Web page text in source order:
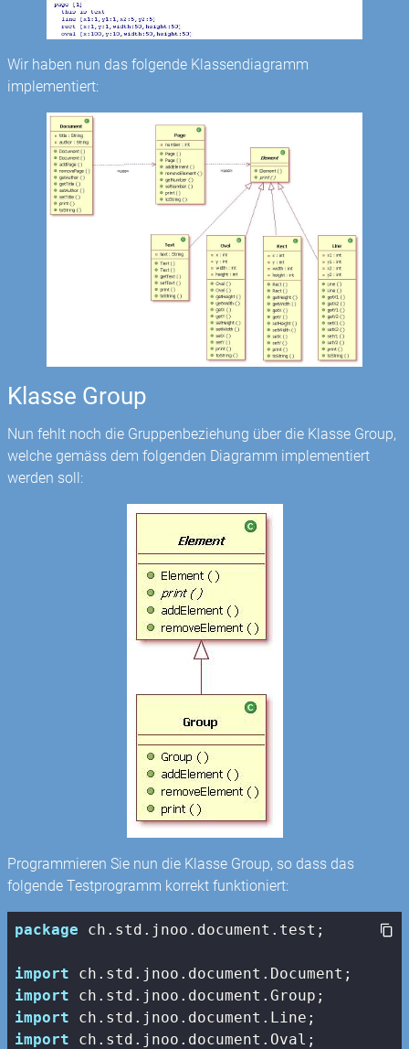
Wir haben nun das folgende Klassendiagramm
implementiert:
Klasse Group
Nun fehlt noch die Gruppenbeziehung über die Klasse Group,
welche gemäss dem folgenden Diagramm implementiert
werden soll:
Programmieren Sie nun die Klasse Group, so dass das
folgende Testprogramm korrekt funktioniert:
package ch.std.jnoo.document.test;
import
import
import
import